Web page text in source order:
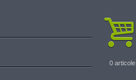
0 articole